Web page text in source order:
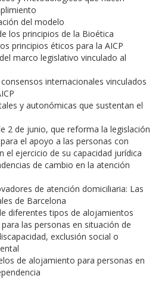
del modelo
los principios de la Bioética
principios éticos para la AICP
marco legislativo vinculado al
internacionales vinculados
y autonómicas que sustentan el
2 de junio, que reforma la legislación
el apoyo a las personas con
el ejercicio de su capacidad jurídica
de cambio en la atención
de atención domiciliaria: Las
de Barcelona
diferentes tipos de alojamientos
las personas en situación de
exclusión social o
de alojamiento para personas en